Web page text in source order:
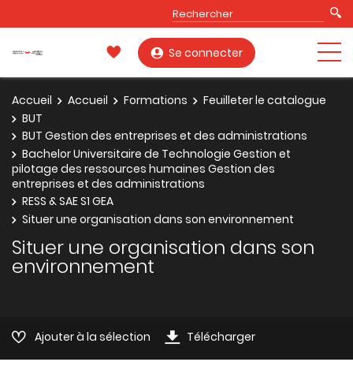
Se connecter
Accueil Accueil Formations
Feuilleter le catalogue
BUT
BUT Gestion des entreprises et des administrations
Bachelor Universitaire de Technologie Gestion et
pilotage des ressources humaines Gestion des
entreprises et des administrations
RESS & SAE S1 GEA
Situer une organisation dans son environnement
Situer une organisation dans son
environnement
Ajouter à la sélection Télécharger